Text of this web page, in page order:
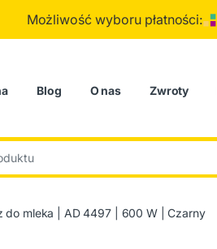
Możliwość wyboru płatności:
Blog O nas Zwroty
do mleka | AD 4497 | 600 W | Czarny